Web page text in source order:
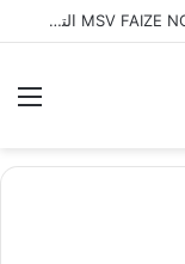
طهران : إيران تكشف اقتراب إعلان تفاهم تاريخي مع سلطنة عُمان بشأن تنظيم الملاحة في مضيق هرمز